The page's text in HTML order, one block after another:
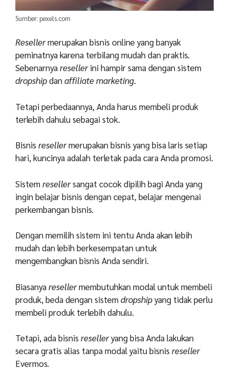
Sumber: pexels.com
Resellermerupakan bisnis online yang banyak
peminatnya karena terbilang mudah dan praktis.
Sebenarnyaresellerini hampir sama dengan sistem
dropshipdanaffiliate marketing.
Tetapi perbedaannya, Anda harus membeli produk
terlebih dahulu sebagai stok.
Bisnis resellermerupakan bisnis yang bisa laris setiap
hari, kuncinya adalah terletak pada cara Anda promosi.
Sistemresellersangat cocok dipilih bagi Anda yang
ingin belajar bisnis dengan cepat, belajar mengenai
perkembangan bisnis.
Dengan memilih sistem ini tentu Anda akan lebih
mudah dan lebih berkesempatan untuk
mengembangkan bisnis Anda sendiri.
Biasanyaresellermembutuhkan modal untuk membeli
produk, beda dengan sistemdropshipyang tidak perlu
membeli produk terlebih dahulu.
Tetapi, ada bisnis reselleryang bisa Anda lakukan
secara gratis alias tanpa modal yaitu bisnis reseller
Evermos.